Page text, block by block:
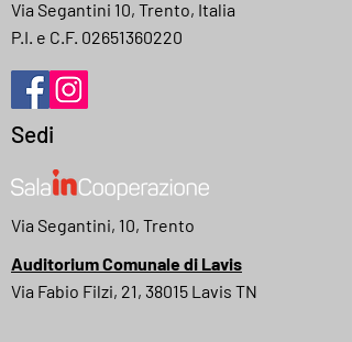
Via Segantini 10, Trento, Italia
P.I. e C.F. 02651360220
Sedi
Via Segantini, 10, Trento
Auditorium Comunale di Lavis
Via Fabio Filzi, 21, 38015 Lavis TN